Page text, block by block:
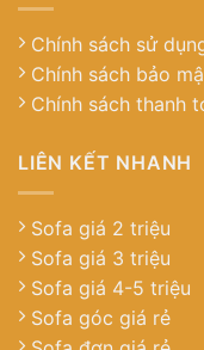
Chính sách sử
Chính sách bảo
Chính sách thanh
LIÊN KẾT NHANH
Sofa giá 2 triệu
Sofa giá 3 triệu
Sofa giá 4-5 triệu
Sofa góc giá rẻ